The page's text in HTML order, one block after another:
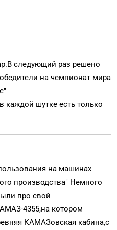
следующий раз решено
на чемпионат мира
каждой шутке есть только
на машинах
производства" Немного
про свой
4355,на котором
КАМАЗовская кабина,с